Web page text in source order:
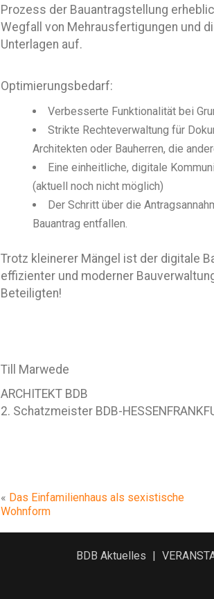
Prozess der Bauantragstellung
Wegfall von Mehrausfertigungen und
Unterlagen auf.
Optimierungsbedarf:
Verbesserte Funktionalität bei
Strikte Rechteverwaltung für
Architekten oder Bauherren, die
Eine einheitliche, digitale
(aktuell noch nicht möglich)
Der Schritt über die
Bauantrag entfallen.
Trotz kleinerer Mängel ist der digitale
effizienter und moderner
Beteiligten!
Till Marwede
ARCHITEKT BDB
2. Schatzmeister BDB-
« Das Einfamilienhaus als sexistische
Wohnform
BDB Aktuelles